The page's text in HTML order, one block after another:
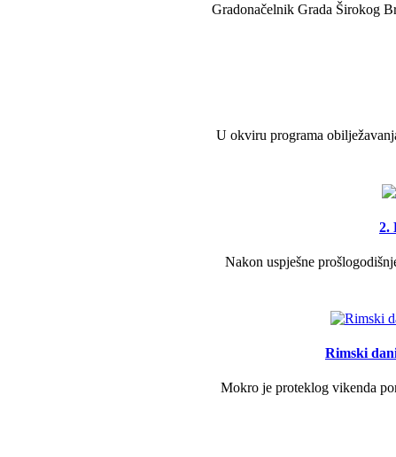
Gradonačelnik Grada Širokog
U okviru programa
2.
Nakon uspješne
Rimski
Mokro je proteklog vikenda